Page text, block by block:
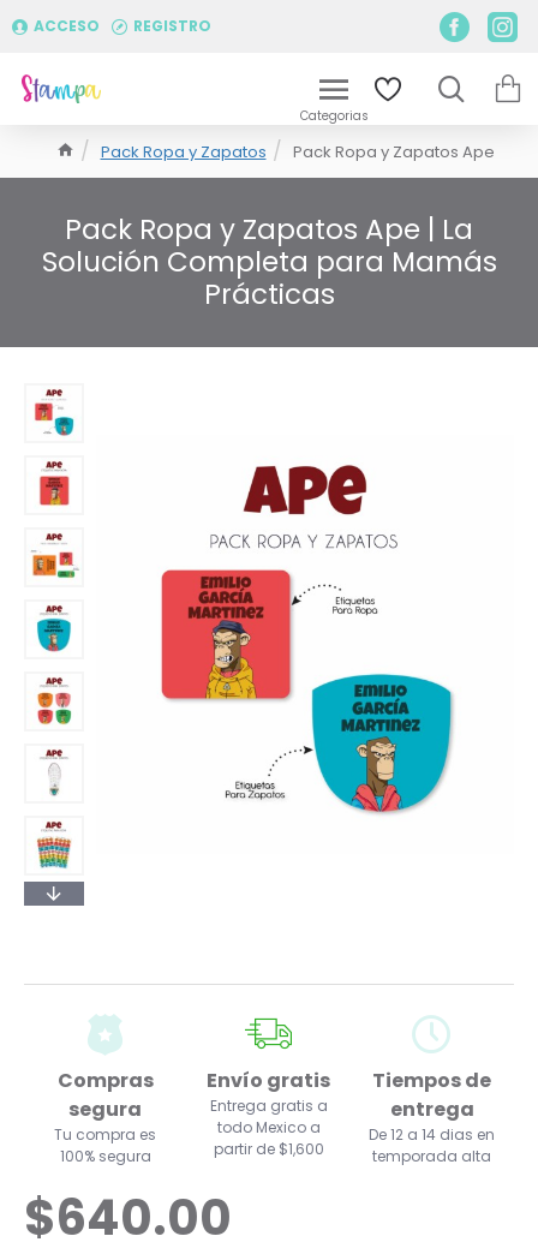
ACCESO REGISTRO
Pack Ropa y Zapatos Pack Ropa y Zapatos Ape
Pack Ropa y Zapatos Ape | La
Solución Completa para Mamás
Prácticas
Compras
segura
Tu compra es
100% segura
Envío gratis
Entrega gratis a
todo Mexico a
partir de $1,600
Tiempos de
entrega
De 12 a 14 dias en
temporada alta
$640.00